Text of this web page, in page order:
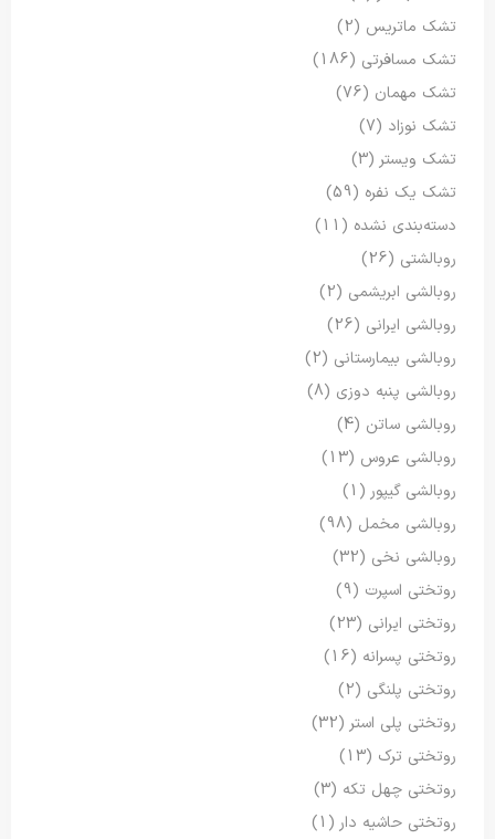
تشک ماتریس (2)
تشک مسافرتی (186)
تشک مهمان (76)
تشک نوزاد (7)
تشک ویستر (3)
تشک یک نفره (59)
دسته‌بندی نشده (11)
روبالشتی (26)
روبالشی ابریشمی (2)
روبالشی ایرانی (26)
روبالشی بیمارستانی (2)
روبالشی پنبه دوزی (8)
روبالشی ساتن (4)
روبالشی عروس (13)
روبالشی گیپور (1)
روبالشی مخمل (98)
روبالشی نخی (32)
روتختی اسپرت (9)
روتختی ایرانی (23)
روتختی پسرانه (16)
روتختی پلنگی (2)
روتختی پلی استر (32)
روتختی ترک (13)
روتختی چهل تکه (3)
روتختی حاشیه دار (1)